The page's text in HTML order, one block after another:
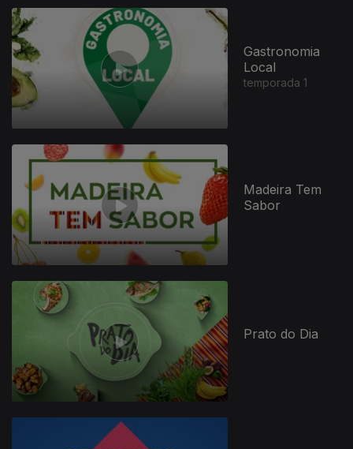
Gastronomia
Local
temporada 1
Madeira Tem
Sabor
Prato do Dia